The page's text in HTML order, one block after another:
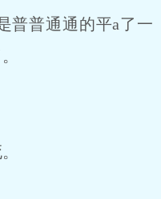
普普通通的平a了一